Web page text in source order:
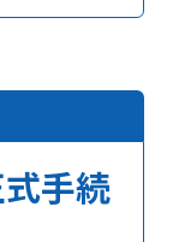
手続